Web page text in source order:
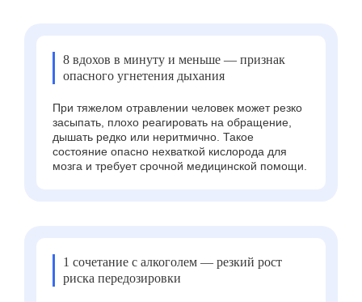
8 вдохов в минуту и меньше — признак
опасного угнетения дыхания
При тяжелом отравлении человек может резко
засыпать, плохо реагировать на обращение,
дышать редко или неритмично. Такое
состояние опасно нехваткой кислорода для
мозга и требует срочной медицинской помощи.
1 сочетание с алкоголем — резкий рост
риска передозировки